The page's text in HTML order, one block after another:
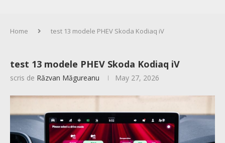
Home test 13 modele PHEV Skoda Kodiaq iV
test 13 modele PHEV Skoda Kodiaq iV
scris de Răzvan Măgureanu May 27, 2026